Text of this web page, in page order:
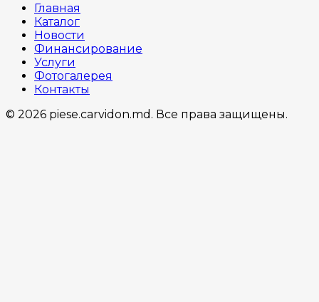
Главная
Каталог
Новости
Финансирование
Услуги
Фотогалерея
Контакты
© 2026 piese.carvidon.md. Все права защищены.